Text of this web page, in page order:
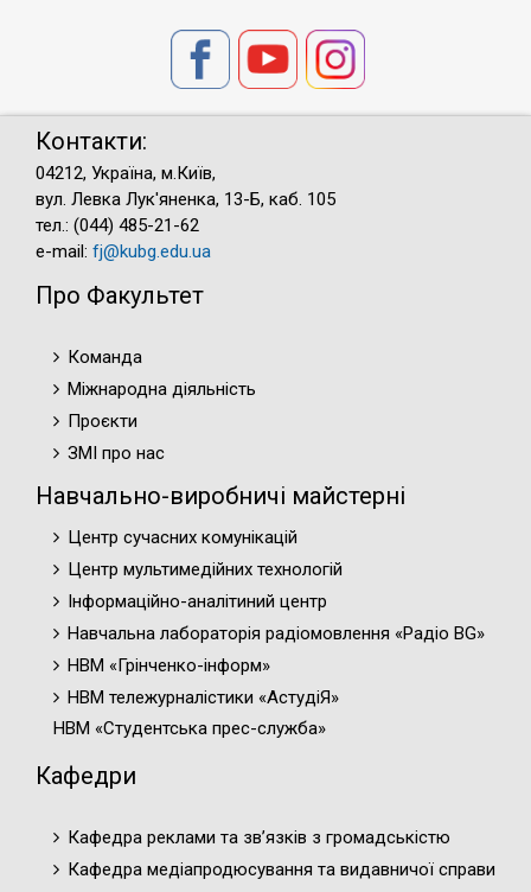
Контакти:
04212, Україна, м.Київ,
вул. Левка Лук'яненка, 13-Б, каб. 105
тел.: (044) 485-21-62
e-mail: fj@kubg.edu.ua
Про Факультет
Команда
Міжнародна діяльність
Проєкти
ЗМІ про нас
Навчально-виробничі майстерні
Центр сучасних комунікацій
Центр мультимедійних технологій
Інформаційно-аналітиний центр
Навчальна лабораторія радіомовлення «Радіо BG»
НВМ «Грінченко-інформ»
НВМ тележурналістики «АстудіЯ»
НВМ «Студентська прес-служба»
Кафедри
Кафедра реклами та зв’язків з громадськістю
Кафедра медіапродюсування та видавничої справи